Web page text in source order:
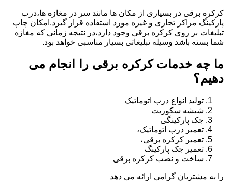
کرکره برقی در بسیاری از مکان ها مانند سر در مغازه ها،درب
پارکینگ مراکز تجاری و غیره مورد استفاده قرار گیرد.امکان چاپ
تبلیغات بر روی کرکره برقی وجود دارد،در نتیجه زمانی که مغازه
شما بسته باشد وسیله تبلیغاتی بسیار مناسبی خواهد بود.
ما چه خدمات کرکره برقی را انجام می
دهیم؟
تولید انواع درب اتوماتیک
شیشه سکوریت
جک پارکینگی
تعمیر درب اتوماتیک،
تعمیر کرکره برقی،
تعمیر جک پارکینگ
ساخت و نصب کرکره برقی
را به مشتریان گرامی ارائه می دهد